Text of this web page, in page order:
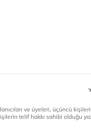
ve üyeleri, üçüncü
telif hakkı sahibi olduğu